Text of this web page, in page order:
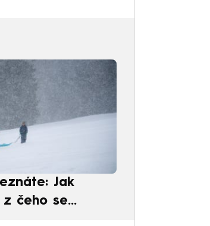
Jak
čeho se